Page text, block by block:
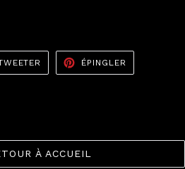
TWEETER
TWITTER
ÉPINGLER
PINTEREST
À ACCUEIL